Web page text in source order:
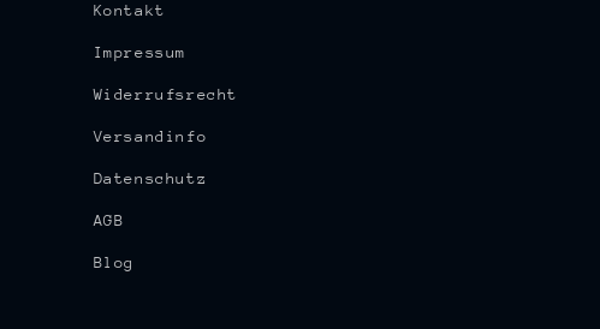
Kontakt
Impressum
Widerrufsrecht
Versandinfo
Datenschutz
AGB
Blog